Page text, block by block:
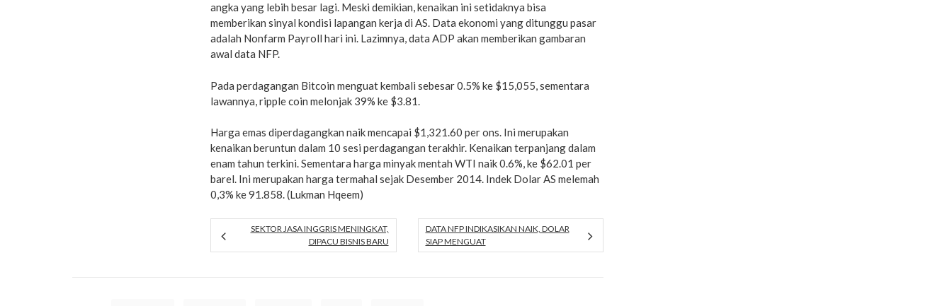
angka yang lebih besar lagi. Meski demikian, kenaikan ini setidaknya bisa
memberikan sinyal kondisi lapangan kerja di AS. Data ekonomi yang ditunggu pasar
adalah Nonfarm Payroll hari ini. Lazimnya, data ADP akan memberikan gambaran
awal data NFP.
Pada perdagangan Bitcoin menguat kembali sebesar 0.5% ke $15,055, sementara
lawannya, ripple coin melonjak 39% ke $3.81.
Harga emas diperdagangkan naik mencapai $1,321.60 per ons. Ini merupakan
kenaikan beruntun dalam 10 sesi perdagangan terakhir. Kenaikan terpanjang dalam
enam tahun terkini. Sementara harga minyak mentah WTI naik 0.6%, ke $62.01 per
barel. Ini merupakan harga termahal sejak Desember 2014. Indek Dolar AS melemah
0,3% ke 91.858. (Lukman Hqeem)
SEKTOR JASA INGGRIS MENINGKAT,
DIPACU BISNIS BARU
DATA NFP INDIKASIKAN NAIK, DOLAR
SIAP MENGUAT